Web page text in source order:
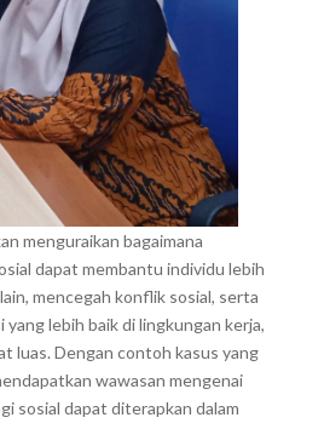
menguraikan bagaimana
dapat membantu individu lebih
mencegah konflik sosial, serta
yang lebih baik di lingkungan kerja,
luas. Dengan contoh kasus yang
wawasan mengenai
sosial dapat diterapkan dalam